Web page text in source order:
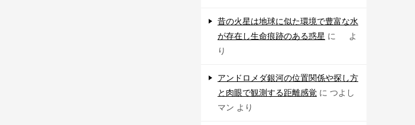
昔の火星は地球に似た環境で豊富な水
が存在し生命痕跡のある惑星 に
よ
り
アンドロメダ銀河の位置関係や探し方
と肉眼で観測する距離感覚 に つよし
マン より